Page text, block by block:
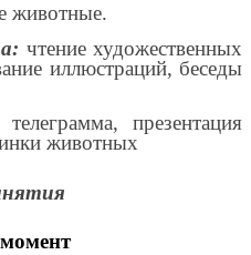
животные.
чтение художественных
иллюстраций, беседы
телеграмма, презентация
животных